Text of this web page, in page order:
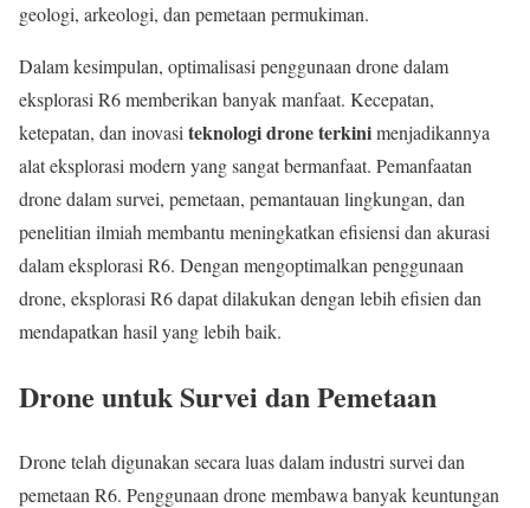
geologi, arkeologi, dan pemetaan permukiman.
Dalam kesimpulan, optimalisasi penggunaan drone dalam
eksplorasi R6 memberikan banyak manfaat. Kecepatan,
ketepatan, dan inovasi teknologi drone terkinimenjadikannya
alat eksplorasi modern yang sangat bermanfaat. Pemanfaatan
drone dalam survei, pemetaan, pemantauan lingkungan, dan
penelitian ilmiah membantu meningkatkan efisiensi dan akurasi
dalam eksplorasi R6. Dengan mengoptimalkan penggunaan
drone, eksplorasi R6 dapat dilakukan dengan lebih efisien dan
mendapatkan hasil yang lebih baik.
Drone untuk Survei dan Pemetaan
Drone telah digunakan secara luas dalam industri survei dan
pemetaan R6. Penggunaan drone membawa banyak keuntungan